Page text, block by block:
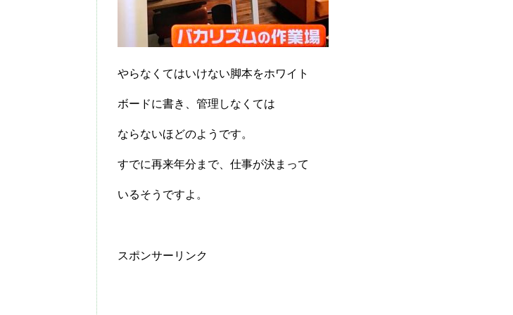
やらなくてはいけない脚本をホワイト
ボードに書き、管理しなくては
ならないほどのようです。
すでに再来年分まで、仕事が決まって
いるそうですよ。
スポンサーリンク